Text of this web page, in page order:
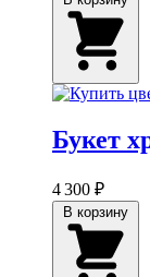
Букет
4 300 ₽